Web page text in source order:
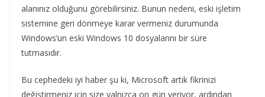
alanınız olduğunu görebilirsiniz. Bunun nedeni, eski işletim
sistemine geri dönmeye karar vermeniz durumunda
Windows’un eski Windows 10 dosyalarını bir süre
tutmasıdır.
Bu cephedeki iyi haber şu ki, Microsoft artık fikrinizi
değiştirmeniz için size yalnızca on gün veriyor, ardından